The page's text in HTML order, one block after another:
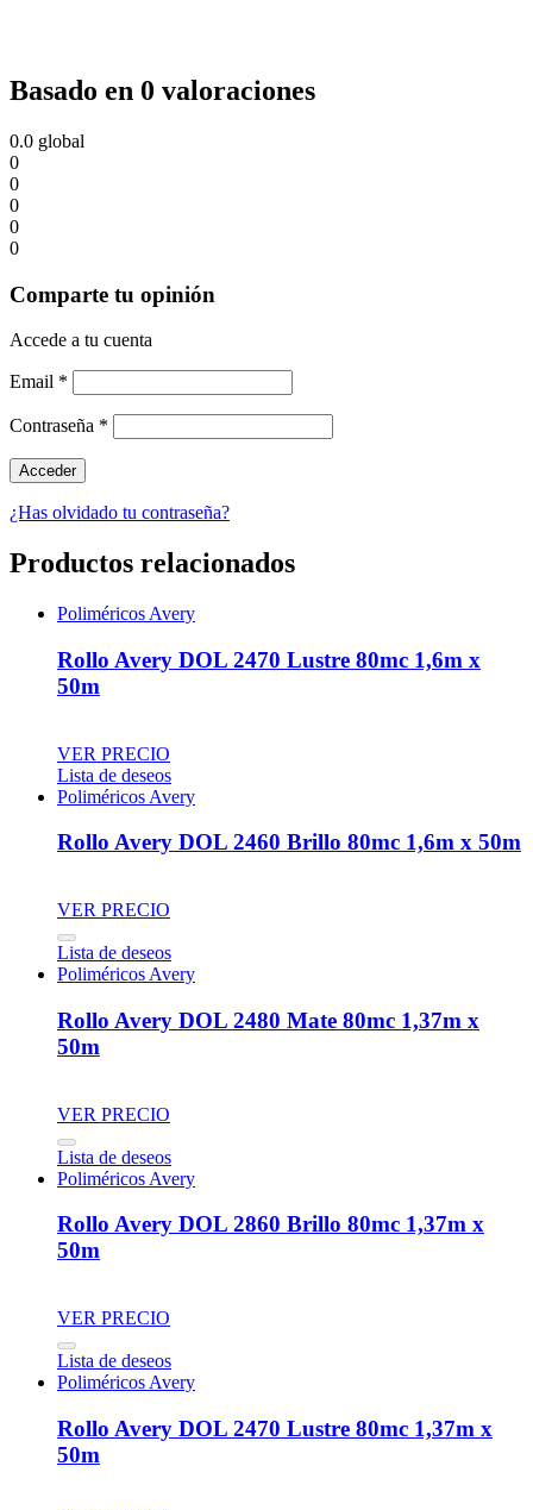
Basado en 0 valoraciones
0.0 global
0
0
0
0
0
Comparte tu opinión
Accede a tu cuenta
Email *
Contraseña *
¿Has olvidado tu contraseña?
Productos relacionados
Poliméricos Avery
Rollo Avery DOL 2470 Lustre 80mc 1,6m x
50m
VER PRECIO
Lista de deseos
Poliméricos Avery
Rollo Avery DOL 2460 Brillo 80mc 1,6m x 50m
VER PRECIO
Lista de deseos
Poliméricos Avery
Rollo Avery DOL 2480 Mate 80mc 1,37m x
50m
VER PRECIO
Lista de deseos
Poliméricos Avery
Rollo Avery DOL 2860 Brillo 80mc 1,37m x
50m
VER PRECIO
Lista de deseos
Poliméricos Avery
Rollo Avery DOL 2470 Lustre 80mc 1,37m x
50m